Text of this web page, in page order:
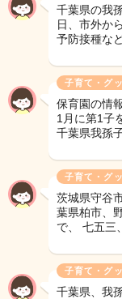
千葉県の我
日、市外か
予防接種な
子育て・グ
保育園の情
1月に第1子
千葉県我孫
子育て・グ
茨城県守谷
葉県柏市、
で、 七五三
子育て・グ
千葉県、我